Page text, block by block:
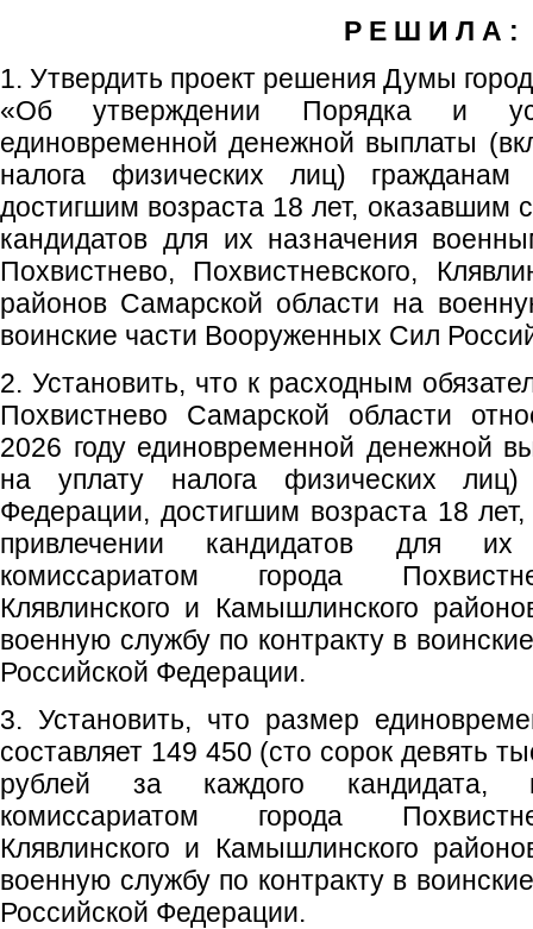
Р Е Ш И Л А :
1. Утвердить проект решения Думы
«Об утверждении Порядка и
единовременной денежной выплаты
налога физических лиц) гражданам
достигшим возраста 18 лет, оказавшим
кандидатов для их назначения
Похвистнево, Похвистневского,
районов Самарской области на
воинские части Вооруженных Сил
2. Установить, что к расходным
Похвистнево Самарской области
2026 году единовременной денежной
на уплату налога физических лиц)
Федерации, достигшим возраста 18
привлечении кандидатов для
комиссариатом города
Клявлинского и Камышлинского
военную службу по контракту в
Российской Федерации.
3. Установить, что размер
составляет 149 450 (сто сорок девять
рублей за каждого кандидата,
комиссариатом города
Клявлинского и Камышлинского
военную службу по контракту в
Российской Федерации.